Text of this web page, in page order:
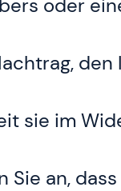
oder
sie im
an,